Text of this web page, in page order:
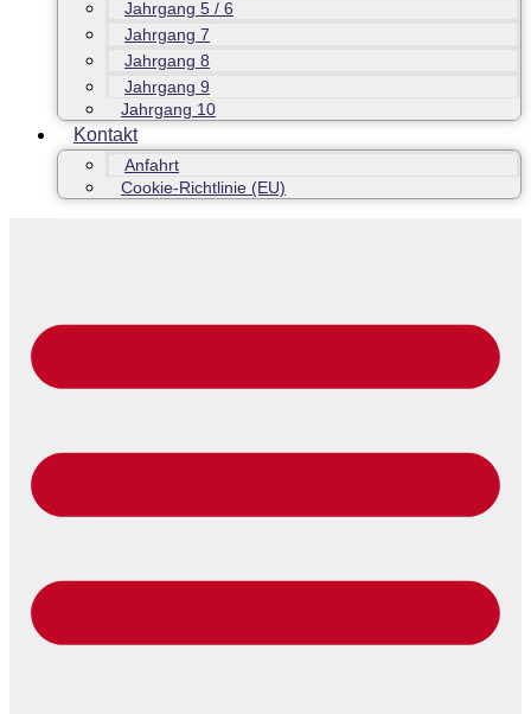
Jahrgang 5 / 6
Jahrgang 7
Jahrgang 8
Jahrgang 9
Jahrgang 10
Kontakt
Anfahrt
Cookie-Richtlinie (EU)